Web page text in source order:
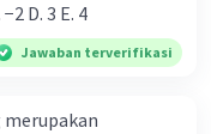
D. 3 E. 4
Jawaban terverifikasi